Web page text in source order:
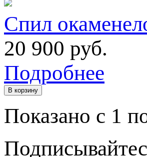
Спил
20 900 руб.
Подробнее
В корзину
Показано с 1